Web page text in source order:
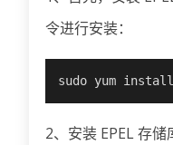
令进行安装：
sudo yum
2、安装 EPEL 存储